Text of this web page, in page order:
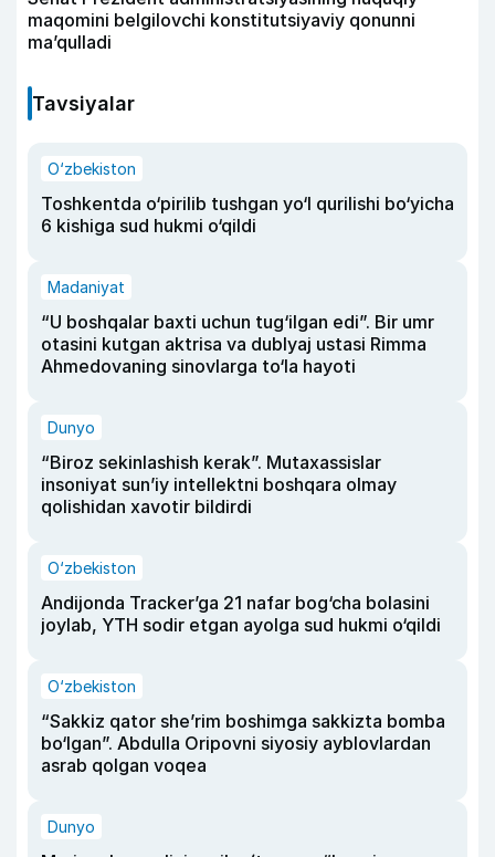
maqomini belgilovchi konstitutsiyaviy qonunni
ma’qulladi
Tavsiyalar
O‘zbekiston
Toshkentda o‘pirilib tushgan yo‘l qurilishi bo‘yicha
6 kishiga sud hukmi o‘qildi
Madaniyat
“U boshqalar baxti uchun tug‘ilgan edi”. Bir umr
otasini kutgan aktrisa va dublyaj ustasi Rimma
Ahmedovaning sinovlarga to‘la hayoti
Dunyo
“Biroz sekinlashish kerak”. Mutaxassislar
insoniyat sun’iy intellektni boshqara olmay
qolishidan xavotir bildirdi
O‘zbekiston
Andijonda Tracker’ga 21 nafar bog‘cha bolasini
joylab, YTH sodir etgan ayolga sud hukmi o‘qildi
O‘zbekiston
“Sakkiz qator she’rim boshimga sakkizta bomba
bo‘lgan”. Abdulla Oripovni siyosiy ayblovlardan
asrab qolgan voqea
Dunyo